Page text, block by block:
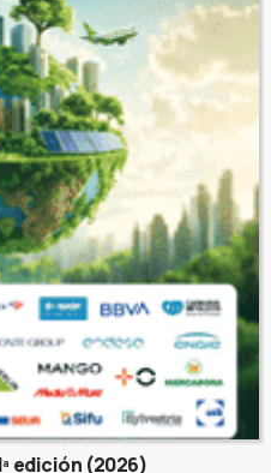
edición (2026)